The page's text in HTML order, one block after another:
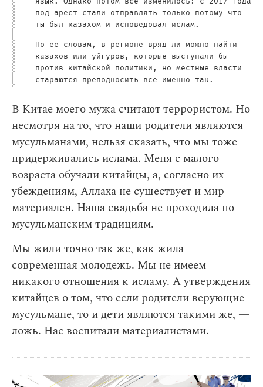
под арест стали отправлять только потому что
ты был казахом и исповедовал ислам.
По ее словам, в регионе вряд ли можно найти
казахов или уйгуров, которые выступали бы
против китайской политики, но местные власти
стараются преподносить все именно так.
В Китае моего мужа считают террористом. Но
несмотря на то, что наши родители являются
мусульманами, нельзя сказать, что мы тоже
придерживались ислама. Меня с малого
возраста обучали китайцы, а, согласно их
убеждениям, Аллаха не существует и мир
материален. Наша свадьба не проходила по
мусульманским традициям.
Мы жили точно так же, как жила
современная молодежь. Мы не имеем
никакого отношения к исламу. А утверждения
китайцев о том, что если родители верующие
мусульмане, то и дети являются такими же, —
ложь. Нас воспитали материалистами.